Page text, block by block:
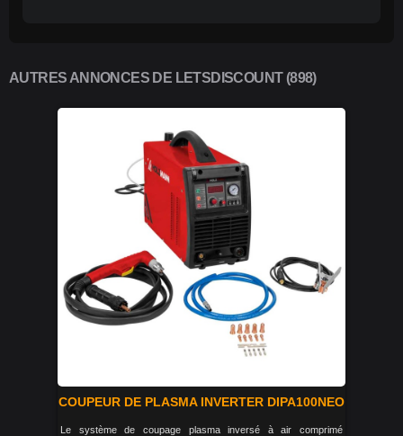
AUTRES ANNONCES DE LETSDISCOUNT (898)
COUPEUR DE PLASMA INVERTER DIPA100NEO
Le système de coupage plasma inversé à air comprimé